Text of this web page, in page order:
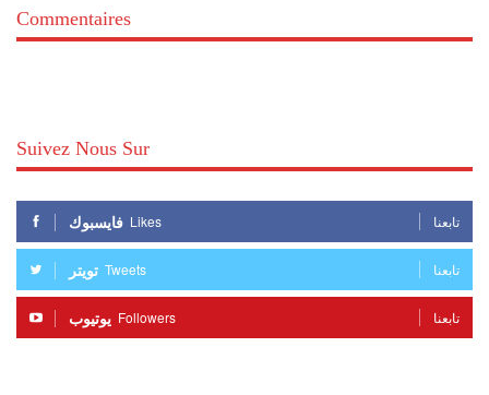
Commentaires
Suivez Nous Sur
فايسبوك Likes تابعنا
تويتر Tweets تابعنا
يوتيوب Followers تابعنا